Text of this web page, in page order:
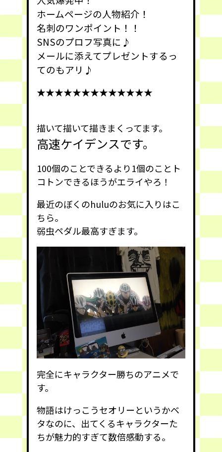
ホームページの人物紹介！
名刺のワンポイント！！
SNSのプロフ写真に♪
メールに添えてプレゼントするっ
てのもアリ♪
★★★★★★★★★★★★★
描いて描いて描きまくってます。
高速ケイデンスです。
100個のことできるより1個のことト
コトンできるほうがエライやろ！
最近のぼくのhuluのお気に入りはこ
ちら。
弱虫ペダル最高すぎます。
完全にキャラクター勝ちのアニメで
す。
物語はけっこうセオリーというかベ
タなのに、出てくるキャラクターた
ちが魅力的すぎて数倍感動する。